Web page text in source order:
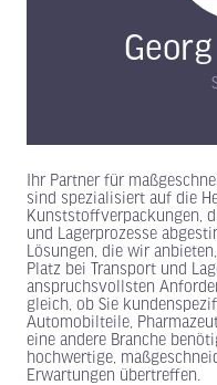
Ihr Partner für
sind spezialisiert auf die
Kunststoffverpackungen,
und Lagerprozesse
Lösungen, die wir
Platz bei Transport und
anspruchsvollsten
gleich, ob Sie
Automobilteile,
eine andere Branche
hochwertige,
Erwartungen übertreffen.